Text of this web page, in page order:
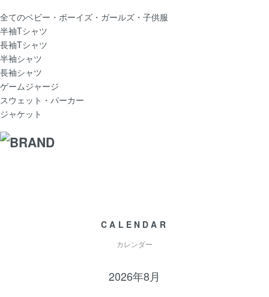
全てのベビー・ボーイズ・ガールズ・子供服
半袖Tシャツ
長袖Tシャツ
半袖シャツ
長袖シャツ
ゲームジャージ
スウェット・パーカー
ジャケット
CALENDAR
カレンダー
2026年8月